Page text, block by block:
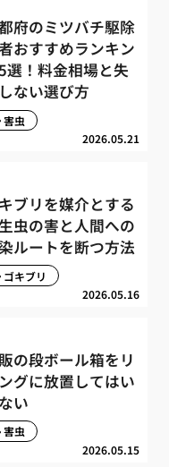
府のミツバチ駆除
おすすめランキン
選！料金相場と失
ない選び方
2026.05.21
害虫
ブリを媒介とする
虫の害と人間への
ルートを断つ方法
2026.05.16
ゴキブリ
の段ボール箱をリ
グに放置してはい
い
2026.05.15
害虫